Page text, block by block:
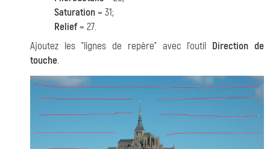
Saturation= 31;
Relief= 27.
Ajoutez les "lignes de repère" avec l'outil Direction de
touche.